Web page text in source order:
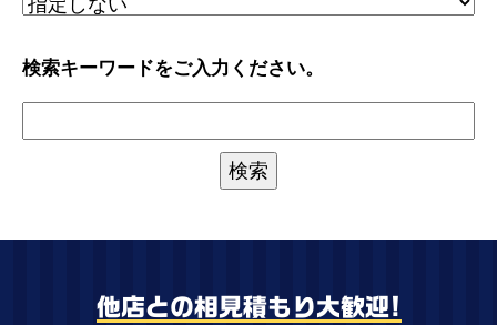
検索キーワードをご入力ください。
他店との相見積もり大歓迎!